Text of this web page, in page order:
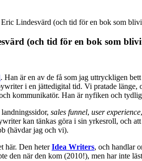
Lindesvärd (och tid för en bok som
(och tid för en bok som
. Han är en av de få som jag uttryckligen
i en jättedigital tid. Vi pratade
kommunikatör. Han är nyfiken och
landningssidor, sales funnel, user experience
kan tänkas göra i sin yrkesroll, och
(hävdar jag och vi).
här. Den heterIdea Writers, och handlar
den när den kom (2010!), men har inte